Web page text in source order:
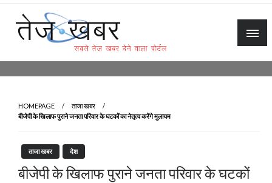
Skip
content
HOMEPAGE
ताजा खबर
बीजेपी के खिलाफ पुराने जनता परिवार के घटकों का नेतृत्व करेंगे मुलायम
ताजा खबर देश
बीजेपी के खिलाफ पुराने जनता परिवार के घटकों